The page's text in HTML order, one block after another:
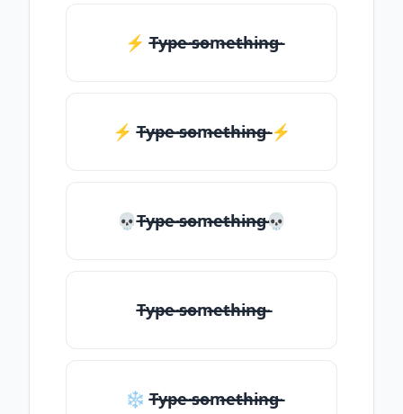
⚡ T̶̴y̶̴p̶̴e̶̴ ̶̴s̶̴o̶̴m̶̴e̶̴t̶̴h̶̴i̶̴n̶̴g̶̴
⚡️ T̶̴y̶̴p̶̴e̶̴ ̶̴s̶̴o̶̴m̶̴e̶̴t̶̴h̶̴i̶̴n̶̴g̶̴ ⚡️
💀T̶̴y̶̴p̶̴e̶̴ ̶̴s̶̴o̶̴m̶̴e̶̴t̶̴h̶̴i̶̴n̶̴g̶̴💀
T̶̴y̶̴p̶̴e̶̴ ̶̴s̶̴o̶̴m̶̴e̶̴t̶̴h̶̴i̶̴n̶̴g̶̴
❄ T̶̴y̶̴p̶̴e̶̴ ̶̴s̶̴o̶̴m̶̴e̶̴t̶̴h̶̴i̶̴n̶̴g̶̴